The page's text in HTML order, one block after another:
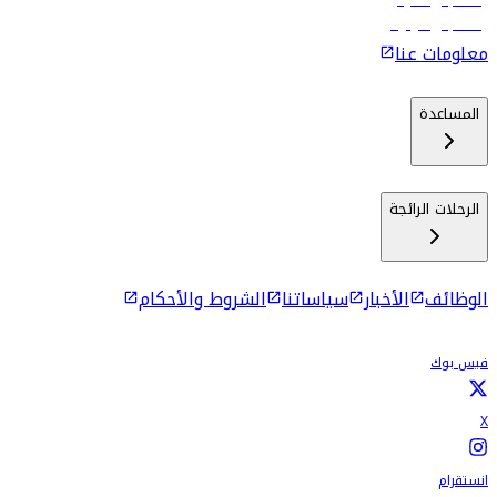
رحلات إلى كولومبو
معلومات عنا
المساعدة
الرحلات الرائجة
الوظائف الأخبار سياساتنا الشروط والأحكام
فيس بوك
X
انستقرام